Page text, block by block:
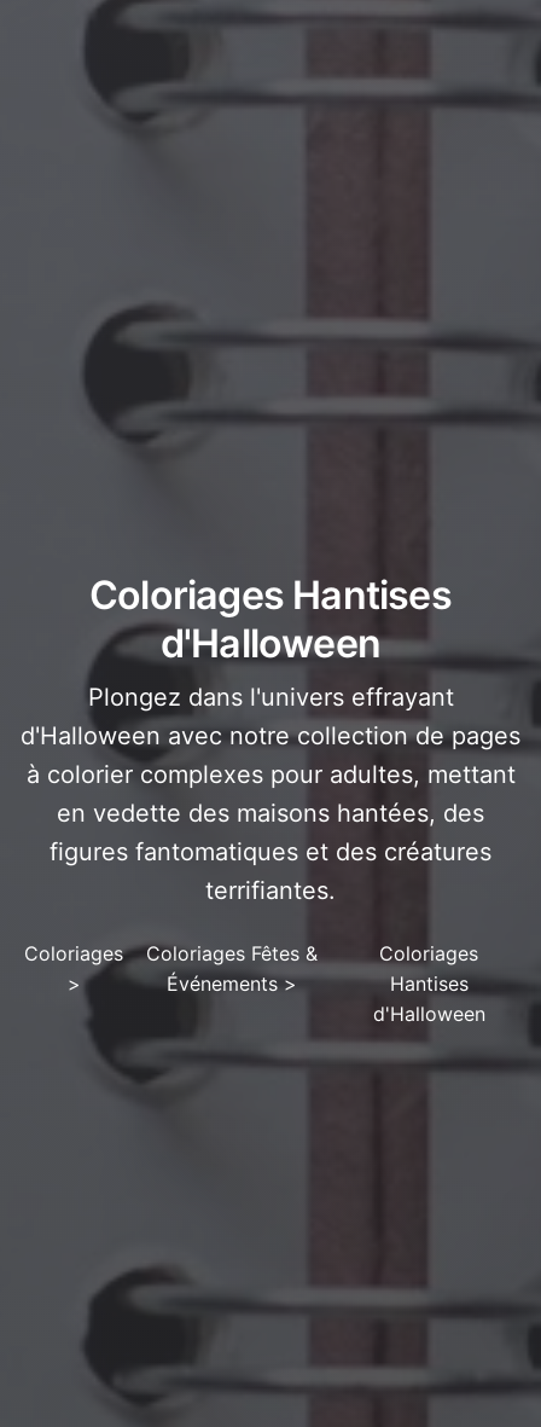
Coloriages Hantises
d'Halloween
Plongez dans l'univers effrayant
d'Halloween avec notre collection de pages
à colorier complexes pour adultes, mettant
en vedette des maisons hantées, des
figures fantomatiques et des créatures
terrifiantes.
Coloriages
>
Coloriages Fêtes &
Événements >
Coloriages
Hantises
d'Halloween